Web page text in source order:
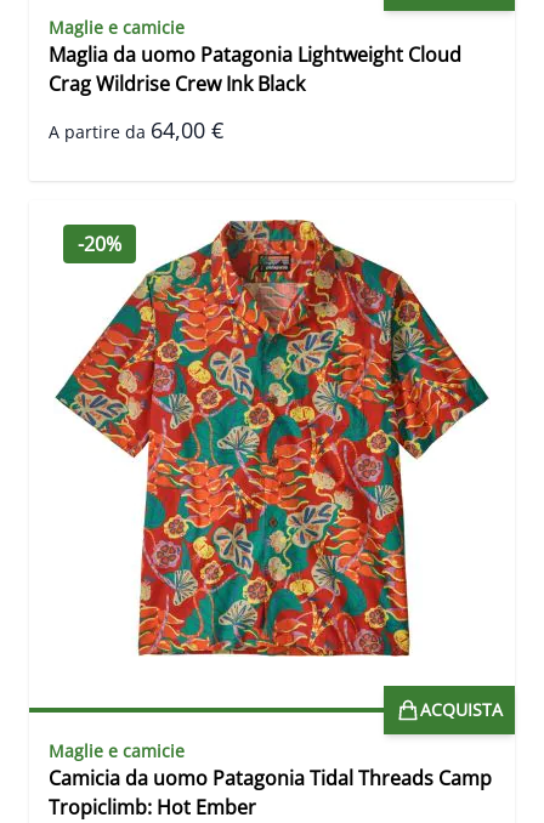
Maglie e camicie
Maglia da uomo Patagonia Lightweight Cloud
Crag Wildrise Crew Ink Black
A partire da 64,00 €
-20%
ACQUISTA
Maglie e camicie
Camicia da uomo Patagonia Tidal Threads Camp
Tropiclimb: Hot Ember